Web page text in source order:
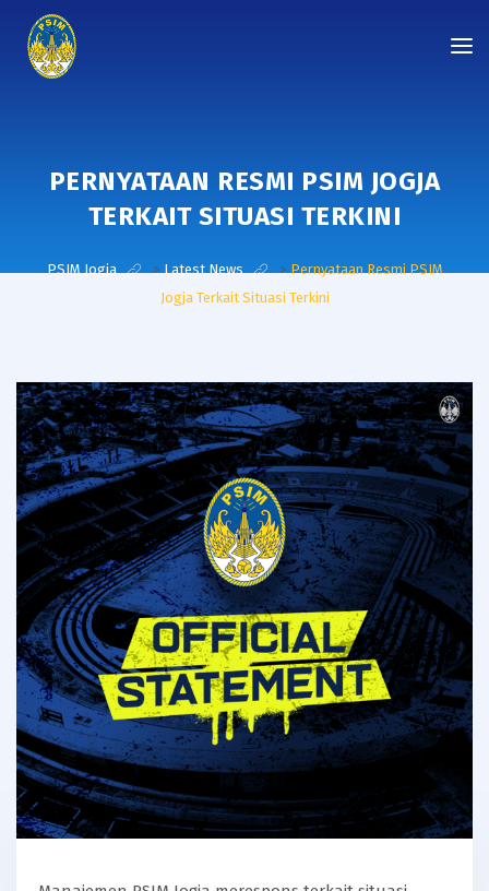
PERNYATAAN RESMI PSIM JOGJA
TERKAIT SITUASI TERKINI
PSIM Jogja >Latest News >Pernyataan Resmi PSIM
Jogja Terkait Situasi Terkini